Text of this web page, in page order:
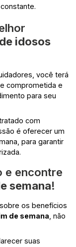
idosos
você terá
comprometida e
para seu
com
é oferecer um
para garantir
e encontre
semana!
os benefícios
de semana , não
suas